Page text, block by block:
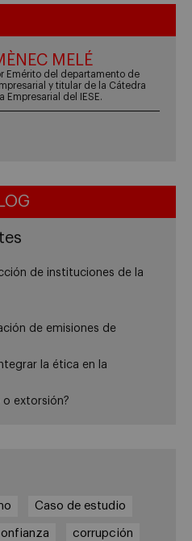
MELÉ
Emérito del departamento de
y titular de la Cátedra
Empresarial del IESE.
de instituciones de la
de emisiones de
la ética en la
o extorsión?
Caso de estudio
corrupción